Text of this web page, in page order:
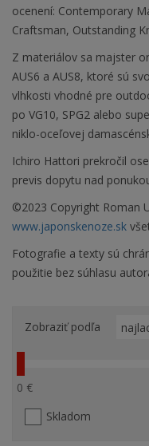
ocenení: Contemporary
Craftsman, Outstanding
Z materiálov sa majster
AUS6 a AUS8, ktoré sú
vlhkosti vhodné pre
po VG10, SPG2 alebo
niklo-oceľovej
Ichiro Hattori prekročil
previs dopytu nad
©2023 Copyright Roman
www.japonskenoze.sk
Fotografie a texty sú
použitie bez súhlasu
0 €
Skladom
Zobraziť podľa